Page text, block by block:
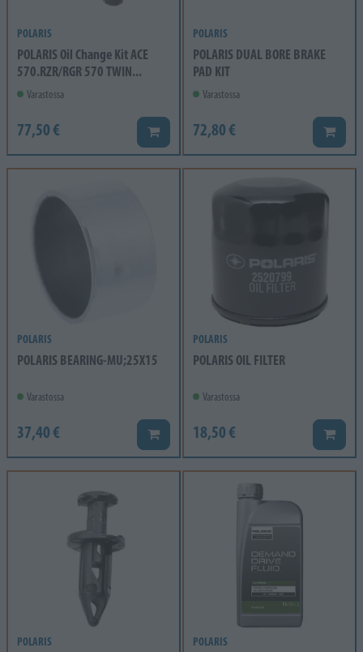
POLARIS
POLARIS Oil Change Kit ACE
570.RZR/RGR 570 TWIN...
Varastossa
77,50 € Lisää koriin
POLARIS
POLARIS DUAL BORE BRAKE
PAD KIT
Varastossa
72,80 € Lisää
POLARIS
POLARIS BEARING-MU;25X15
Varastossa
37,40 € Lisää koriin
POLARIS
POLARIS OIL FILTER
Varastossa
18,50 € Lisää
POLARIS POLARIS